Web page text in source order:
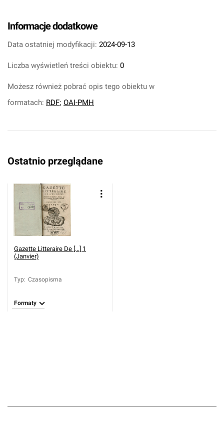
Informacje dodatkowe
Data ostatniej modyfikacji: 2024-09-13
Liczba wyświetleń treści obiektu: 0
Możesz również pobrać opis tego obiektu w
formatach: RDF; OAI-PMH
Ostatnio przeglądane
Gazette Litteraire De [...] 1
(Janvier)
Typ: Czasopisma
Formaty